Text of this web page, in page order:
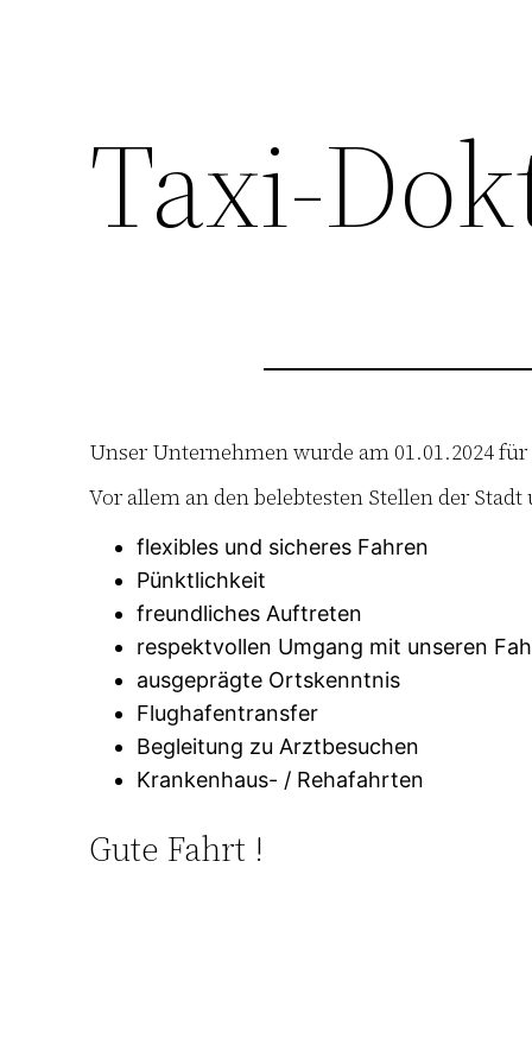
Taxi-
Unser Unternehmen wurde am 01.01.2024
Vor allem an den belebtesten Stellen der
flexibles und sicheres Fahren
Pünktlichkeit
freundliches Auftreten
respektvollen Umgang mit unseren
ausgeprägte Ortskenntnis
Flughafentransfer
Begleitung zu Arztbesuchen
Krankenhaus- / Rehafahrten
Gute Fahrt !